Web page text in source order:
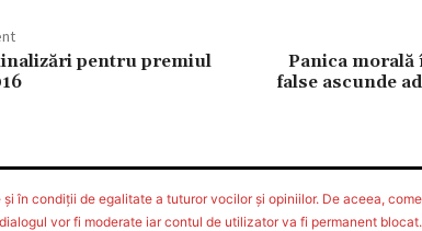
pentru premiul
Panica
false ascunde
în condiţii de egalitate a tuturor vocilor şi opiniilor. De aceea,
vor fi moderate iar contul de utilizator va fi permanent blocat.